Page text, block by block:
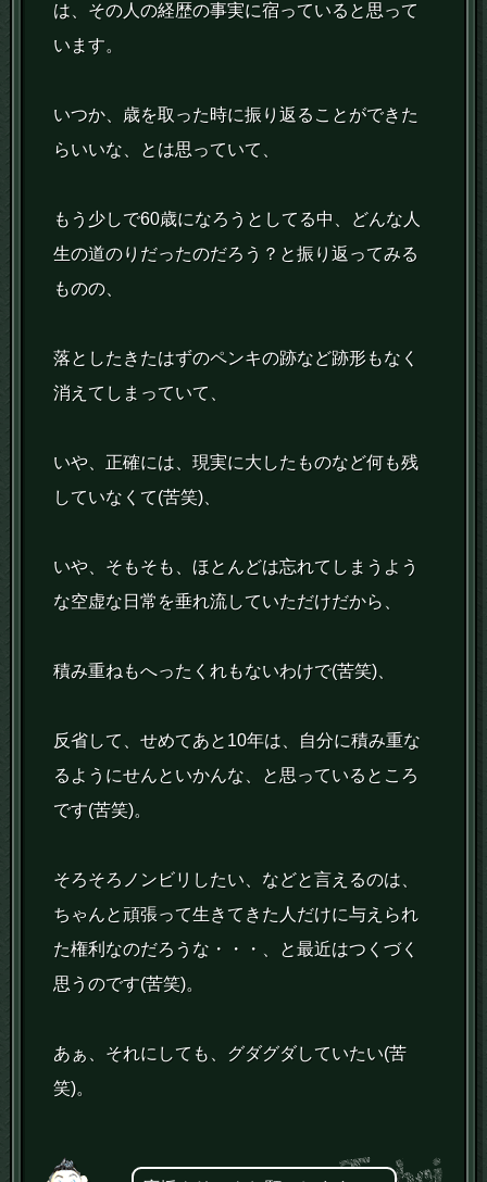
は、その人の経歴の事実に宿っていると思って
います。
いつか、歳を取った時に振り返ることができた
らいいな、とは思っていて、
もう少しで60歳になろうとしてる中、どんな人
生の道のりだったのだろう？と振り返ってみる
ものの、
落としたきたはずのペンキの跡など跡形もなく
消えてしまっていて、
いや、正確には、現実に大したものなど何も残
していなくて(苦笑)、
いや、そもそも、ほとんどは忘れてしまうよう
な空虚な日常を垂れ流していただけだから、
積み重ねもへったくれもないわけで(苦笑)、
反省して、せめてあと10年は、自分に積み重な
るようにせんといかんな、と思っているところ
です(苦笑)。
そろそろノンビリしたい、などと言えるのは、
ちゃんと頑張って生きてきた人だけに与えられ
た権利なのだろうな・・・、と最近はつくづく
思うのです(苦笑)。
あぁ、それにしても、グダグダしていたい(苦
笑)。